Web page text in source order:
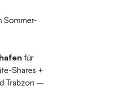
Sommer-
für
Shares +
Trabzon –